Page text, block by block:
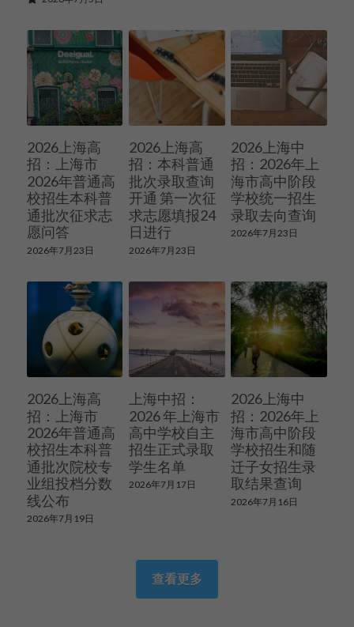
2026上海高
招：上海市
2026年普通高
校招生本科普
通批次征求志
愿问答
2026年7月23日
2026上海高
招：本科普通
批次录取查询
开通 第一次征
求志愿填报24
日进行
2026年7月23日
2026上海中
招：2026年上
海市高中阶段
学校统一招生
录取去向查询
2026年7月23日
2026上海高
招：上海市
2026年普通高
校招生本科普
通批次院校专
业组投档分数
线公布
2026年7月19日
上海中招：
2026 年上海市
高中学校自主
招生正式录取
学生名单
2026年7月17日
2026上海中
招：2026年上
海市高中阶段
学校招生和随
迁子女招生录
取结果查询
2026年7月16日
查看更多